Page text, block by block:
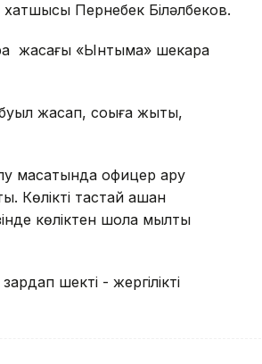
хатшысы Пернебек Біләлбеков.
жасағы «Ынтымақ» шекара
жасап, соққыға жықты,
мақсатында офицер қару
Көлікті тастай қашқан
көліктен шолақ мылтық
шекті - жергілікті